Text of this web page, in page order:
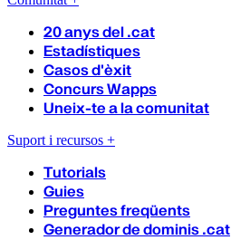
20 anys del .cat
Estadístiques
Casos d'èxit
Concurs Wapps
Uneix-te a la comunitat
Suport i recursos +
Tutorials
Guies
Preguntes freqüents
Generador de dominis .cat